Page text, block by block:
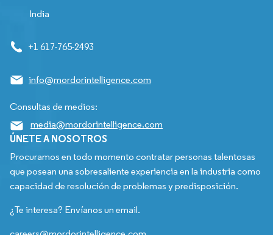
India
+1 617-765-2493
info@mordorintelligence.com
Consultas de medios:
media@mordorintelligence.com
ÚNETE A NOSOTROS
Procuramos en todo momento contratar personas talentosas
que posean una sobresaliente experiencia en la industria como
capacidad de resolución de problemas y predisposición.
¿Te interesa? Envíanos un email.